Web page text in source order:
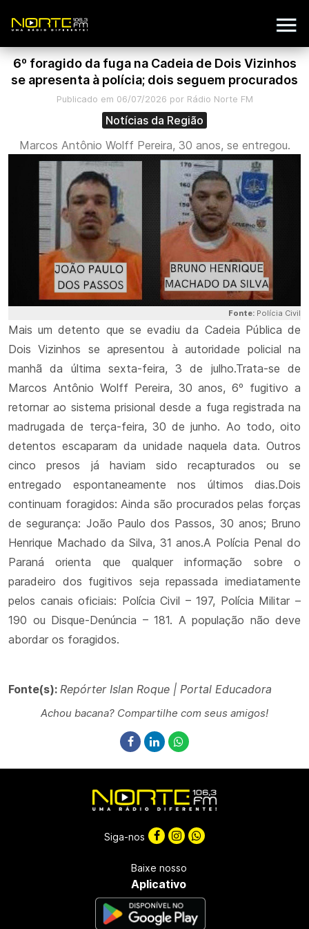
6º foragido da fuga na Cadeia de Dois Vizinhos
se apresenta à polícia; dois seguem procurados
Publicado em 06/07/2026 por Rádio Norte FM
Notícias da Região
Marcos Antônio Wolff Pereira, 30 anos, se entregou.
Fonte: Polícia Civil
Mais um detento que se evadiu da Cadeia Pública de
Dois Vizinhos se apresentou à autoridade policial na
manhã da última sexta-feira, 3 de julho.Trata-se de
Marcos Antônio Wolff Pereira, 30 anos, 6º fugitivo a
retornar ao sistema prisional desde a fuga registrada na
madrugada de terça-feira, 30 de junho. Ao todo, oito
detentos escaparam da unidade naquela data. Outros
cinco presos já haviam sido recapturados ou se
entregado espontaneamente nos últimos dias.Dois
continuam foragidos: Ainda são procurados pelas forças
de segurança: João Paulo dos Passos, 30 anos; Bruno
Henrique Machado da Silva, 31 anos.A Polícia Penal do
Paraná orienta que qualquer informação sobre o
paradeiro dos fugitivos seja repassada imediatamente
pelos canais oficiais: Polícia Civil – 197, Polícia Militar –
190 ou Disque-Denúncia – 181. A população não deve
abordar os foragidos.
Fonte(s): Repórter Islan Roque | Portal Educadora
Achou bacana? Compartilhe com seus amigos!
Siga-nos
Baixe nosso
Aplicativo